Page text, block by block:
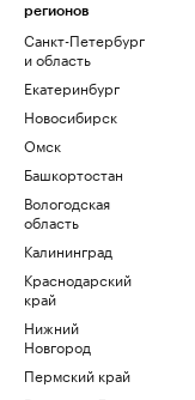
регионов
Санкт-Петербург
и область
Екатеринбург
Новосибирск
Омск
Башкортостан
Вологодская
область
Калининград
Краснодарский
край
Нижний
Новгород
Пермский край